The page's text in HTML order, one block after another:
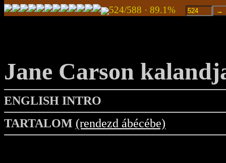
524/588 · 89.1%
Jane Carson
ENGLISH INTRO
TARTALOM (rendezd ábécébe)